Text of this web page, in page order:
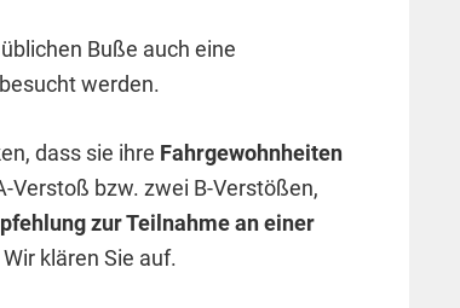
Buße auch eine
besucht werden.
dass sie ihre Fahrgewohnheiten
Verstoß bzw. zwei B-Verstößen,
zur Teilnahme an einer
klären Sie auf.